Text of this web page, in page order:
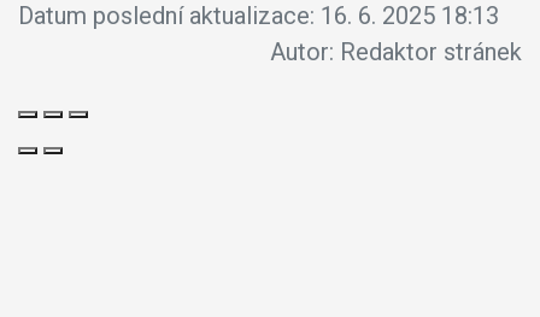
Datum poslední aktualizace: 16. 6. 2025 18:13
Autor: Redaktor stránek